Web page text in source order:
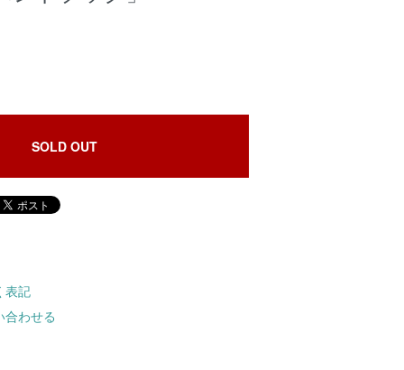
SOLD OUT
表記
合わせる